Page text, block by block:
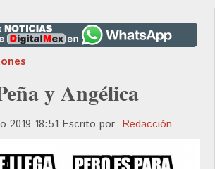
y Angélica
2019 18:51 Escrito por Redacción